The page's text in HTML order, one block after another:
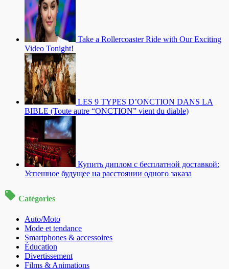
Take a Rollercoaster Ride with Our Exciting
Video Tonight!
LES 9 TYPES D’ONCTION DANS LA
BIBLE (Toute autre “ONCTION” vient du diable)
Купить диплом с бесплатной доставкой:
Успешное будущее на расстоянии одного заказа
Catégories
Auto/Moto
Mode et tendance
Smartphones & accessoires
Éducation
Divertissement
Films & Animations